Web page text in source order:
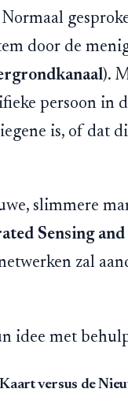
door de
).
persoon in
is, of dat
slimmere
Sensing
zal
idee met
versus de